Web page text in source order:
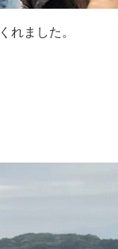
れました。